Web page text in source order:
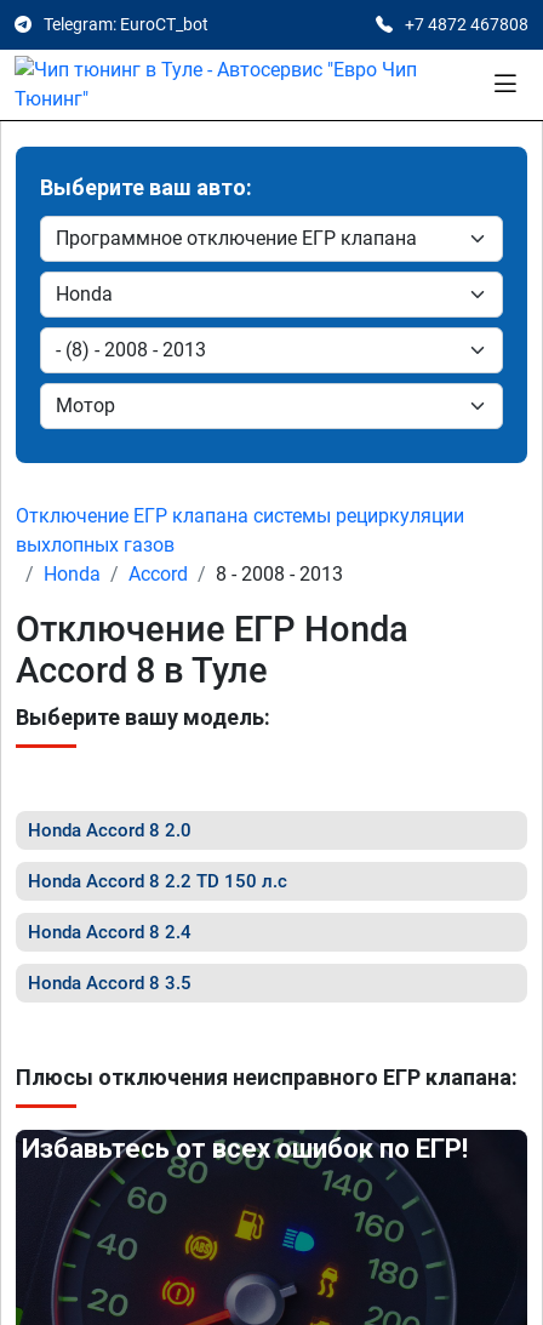
Telegram: EuroCT_bot +7 4872 467808
Выберите ваш авто:
Отключение ЕГР клапана системы рециркуляции
выхлопных газов
Honda
Accord 8 - 2008 - 2013
Отключение ЕГР Honda
Accord 8 в Туле
Выберите вашу модель:
Honda Accord 8 2.0
Honda Accord 8 2.2 TD 150 л.с
Honda Accord 8 2.4
Honda Accord 8 3.5
Плюсы отключения неисправного ЕГР клапана:
Избавьтесь от всех ошибок по ЕГР!